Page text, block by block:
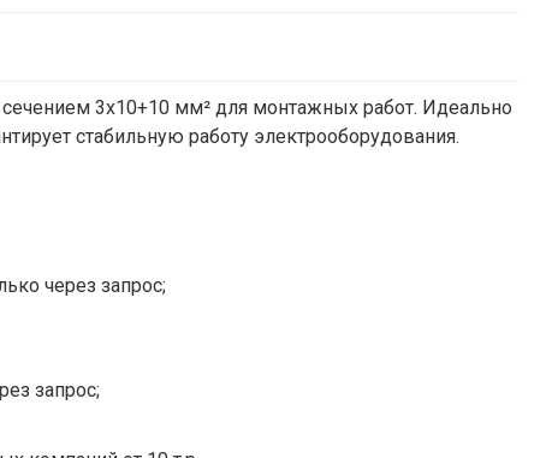
3х10+10 мм² для монтажных работ. Идеально
стабильную работу электрооборудования.
через запрос;
запрос;